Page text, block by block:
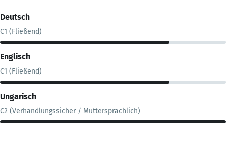
Deutsch
C1 (Fließend)
Englisch
C1 (Fließend)
Ungarisch
C2 (Verhandlungssicher / Muttersprachlich)